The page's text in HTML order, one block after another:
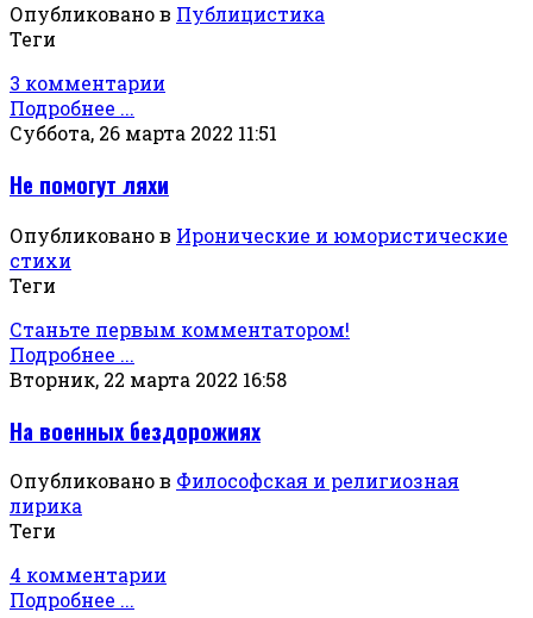
Опубликовано в Публицистика
Теги
3 комментарии
Подробнее ...
Суббота, 26 марта 2022 11:51
Не помогут ляхи
Опубликовано в Иронические и юмористические
стихи
Теги
Станьте первым комментатором!
Подробнее ...
Вторник, 22 марта 2022 16:58
На военных бездорожиях
Опубликовано в Философская и религиозная
лирика
Теги
4 комментарии
Подробнее ...